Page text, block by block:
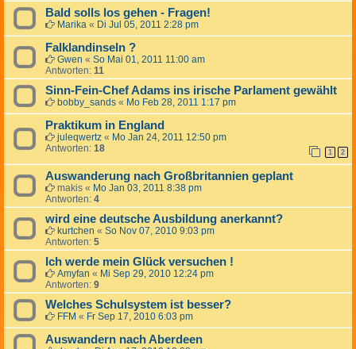
Bald solls los gehen - Fragen!
Marika « Di Jul 05, 2011 2:28 pm
Falklandinseln ?
Gwen « So Mai 01, 2011 11:00 am
Antworten: 11
Sinn-Fein-Chef Adams ins irische Parlament gewählt
bobby_sands « Mo Feb 28, 2011 1:17 pm
Praktikum in England
juleqwertz « Mo Jan 24, 2011 12:50 pm
Antworten: 18 1 2
Auswanderung nach Großbritannien geplant
makis « Mo Jan 03, 2011 8:38 pm
Antworten: 4
wird eine deutsche Ausbildung anerkannt?
kurtchen « So Nov 07, 2010 9:03 pm
Antworten: 5
Ich werde mein Glück versuchen !
Amyfan « Mi Sep 29, 2010 12:24 pm
Antworten: 9
Welches Schulsystem ist besser?
FFM « Fr Sep 17, 2010 6:03 pm
Auswandern nach Aberdeen